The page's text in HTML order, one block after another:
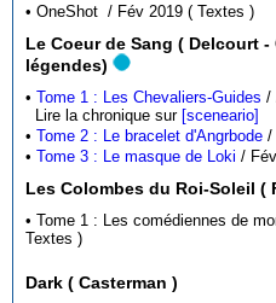
• OneShot / Fév 2019 ( Textes )
Le Coeur de Sang ( Delcourt - Collection Terres de
légendes)
•Tome 1 : Les Chevaliers-Guides
Lire la chronique sur [sceneario]
•Tome 2 : Le bracelet d'Angrbode
•Tome 3 : Le masque de Loki
Les
• Tome 1 : Les comédiennes de monsieur
Textes )
Dark ( Casterman )